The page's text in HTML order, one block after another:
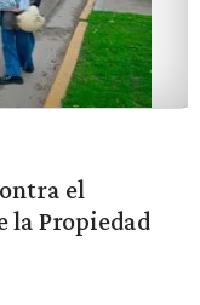
el
la Propiedad